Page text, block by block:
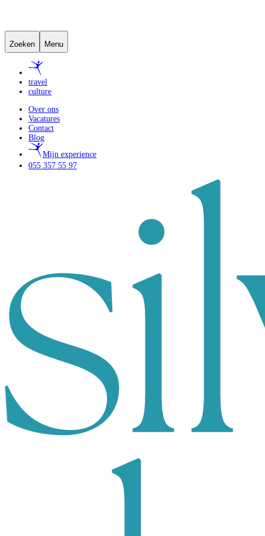
Zoeken Menu
travel
culture
Over ons
Vacatures
Contact
Blog
Mijn experience
055 357 55 97